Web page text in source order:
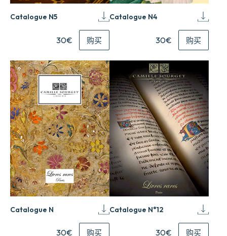
Catalogue N5
30€ 购买
Catalogue N4
30€ 购买
Catalogue N
30€ 购买
Catalogue N°12
30€ 购买